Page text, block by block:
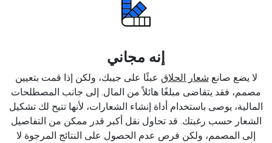
إنه مجاني
لا يضع صانع شعار الحلاق عبئًا على جيبك، ولكن إذا قمت بتعيين
مصمم، فقد يتقاضى مبلغًا هائلاً من المال. إلى جانب المصطلحات
المالية، يوصى باستخدام أداة إنشاء الشعارات، لأنها تتيح لك تشكيل
الشعار حسب رغبتك. قد تحاول نقل أكبر قدر ممكن من التفاصيل
إلى المصمم، ولكن فرص عدم الحصول على النتائج المرجوة لا